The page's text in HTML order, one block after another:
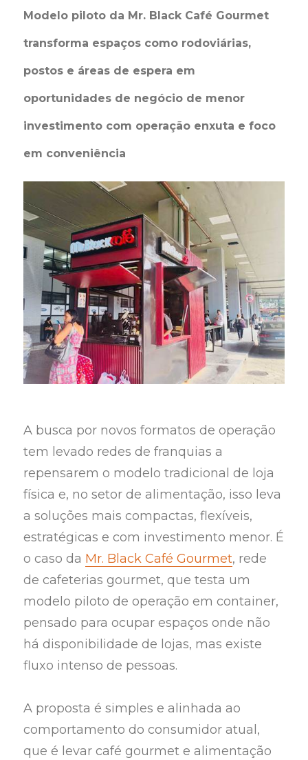
Modelo piloto da Mr. Black Café Gourmet
transforma espaços como rodoviárias,
postos e áreas de espera em
oportunidades de negócio de menor
investimento com operação enxuta e foco
em conveniência
A busca por novos formatos de operação
tem levado redes de franquias a
repensarem o modelo tradicional de loja
física e, no setor de alimentação, isso leva
a soluções mais compactas, flexíveis,
estratégicas e com investimento menor. É
o caso da Mr. Black Café Gourmet, rede
de cafeterias gourmet, que testa um
modelo piloto de operação em container,
pensado para ocupar espaços onde não
há disponibilidade de lojas, mas existe
fluxo intenso de pessoas.
A proposta é simples e alinhada ao
comportamento do consumidor atual,
que é levar café gourmet e alimentação